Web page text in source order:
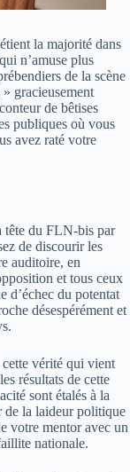
la majorité dans
n’amuse plus
de la scène
gracieusement
de bêtises
publiques où vous
avez raté votre
tête du FLN-bis par
de discourir les
auditoire, en
et tous ceux
d’échec du potentat
désespérément et
vérité qui vient
résultats de cette
sont étalés à la
de la laideur politique
votre mentor avec un
nationale.